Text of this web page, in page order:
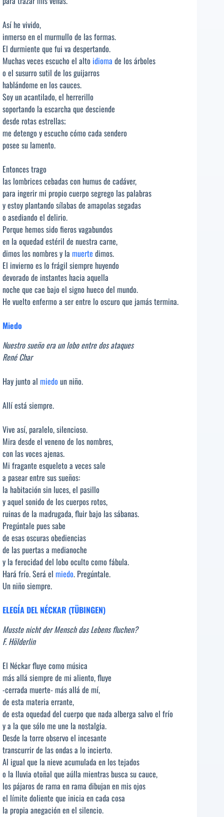
Así he vivido,
inmerso en el murmullo de las formas.
El durmiente que fui va despertando.
Muchas veces escucho el alto idioma de los árboles
o el susurro sutil de los guijarros
hablándome en los cauces.
Soy un acantilado, el herrerillo
soportando la escarcha que desciende
desde rotas estrellas;
me detengo y escucho cómo cada sendero
posee su lamento.
Entonces trago
las lombrices cebadas con humus de cadáver,
para ingerir mi propio cuerpo segrego las palabras
y estoy plantando sílabas de amapolas segadas
o asediando el delirio.
Porque hemos sido fieros vagabundos
en la oquedad estéril de nuestra carne,
dimos los nombres y la muerte dimos.
El invierno es lo frágil siempre huyendo
devorado de instantes hacia aquella
noche que cae bajo el signo hueco del mundo.
He vuelto enfermo a ser entre lo oscuro que jamás termina.
Miedo
Nuestro sueño era un lobo entre dos ataques
René Char
Hay junto al miedo un niño.
Allí está siempre.
Vive así, paralelo, silencioso.
Mira desde el veneno de los nombres,
con las voces ajenas.
Mi fragante esqueleto a veces sale
a pasear entre sus sueños:
la habitación sin luces, el pasillo
y aquel sonido de los cuerpos rotos,
ruinas de la madrugada, fluir bajo las sábanas.
Pregúntale pues sabe
de esas oscuras obediencias
de las puertas a medianoche
y la ferocidad del lobo oculto como fábula.
Hará frío. Será el miedo. Pregúntale.
Un niño siempre.
ELEGÍA DEL NÉCKAR (TÜBINGEN)
Musste nicht der Mensch das Lebens fluchen?
F. Hölderlin
El Néckar fluye como música
más allá siempre de mi aliento, fluye
-cerrada muerte- más allá de mí,
de esta materia errante,
de esta oquedad del cuerpo que nada alberga salvo el frío
y a la que sólo me une la nostalgia.
Desde la torre observo el incesante
transcurrir de las ondas a lo incierto.
Al igual que la nieve acumulada en los tejados
o la lluvia otoñal que aúlla mientras busca su cauce,
los pájaros de rama en rama dibujan en mis ojos
el límite doliente que inicia en cada cosa
la propia anegación en el silencio.